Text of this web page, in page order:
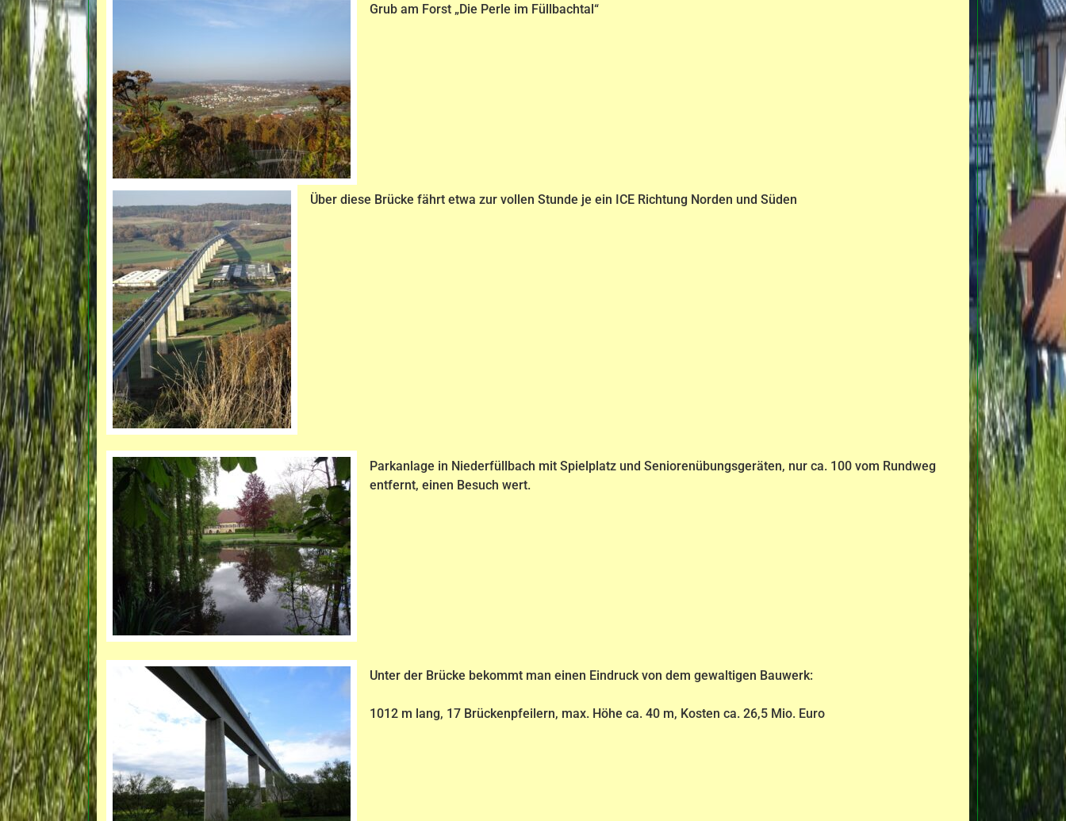
Grub am Forst „Die Perle im Füllbachtal“
Über diese Brücke fährt etwa zur vollen Stunde je ein ICE Richtung Norden und Süden
Parkanlage in Niederfüllbach mit Spielplatz und Seniorenübungsgeräten, nur ca. 100 vom Rundweg
entfernt, einen Besuch wert.
Unter der Brücke bekommt man einen Eindruck von dem gewaltigen Bauwerk:
1012 m lang, 17 Brückenpfeilern, max. Höhe ca. 40 m, Kosten ca. 26,5 Mio. Euro